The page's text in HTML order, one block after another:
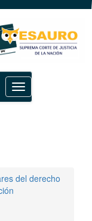
Toggle
navigation
del derecho